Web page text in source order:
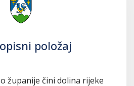
položaj
županije čini dolina rijeke